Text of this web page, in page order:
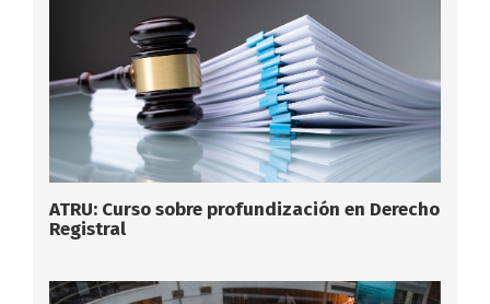
ATRU: Curso sobre profundización en Derecho
Registral